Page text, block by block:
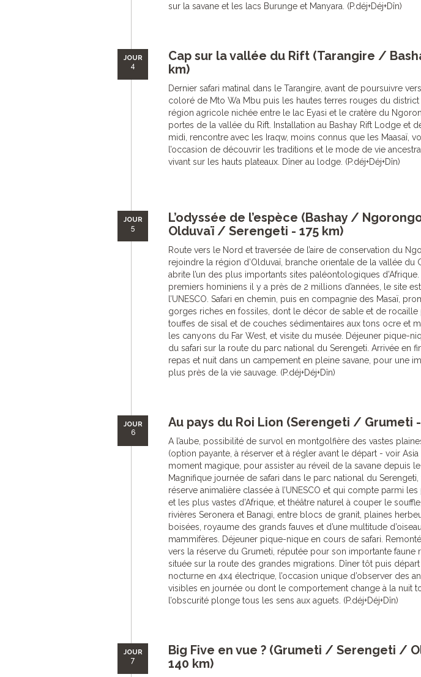
sur la savane et les lacs Burunge et Manyara. (P.déj+Déj+Dîn)
JOUR
4
Cap sur la vallée du Rift (Tarangire /
km)
Dernier safari matinal dans le Tarangire, avant de poursuivre
coloré de Mto Wa Mbu puis les hautes terres rouges du district
région agricole nichée entre le lac Eyasi et le cratère du
portes de la vallée du Rift. Installation au Bashay Rift Lodge et
midi, rencontre avec les Iraqw, moins connus que les Maasaï,
l’occasion de découvrir les traditions et le mode de vie
vivant sur les hauts plateaux. Dîner au lodge. (P.déj+Déj+Dîn)
JOUR
5
L’odyssée de l’espèce (Bashay /
Olduvaï / Serengeti - 175 km)
Route vers le Nord et traversée de l’aire de conservation du
rejoindre la région d’Olduvaï, branche orientale de la vallée du
abrite l’un des plus importants sites paléontologiques
premiers hominiens il y a près de 2 millions d’années, le site
l’UNESCO. Safari en chemin, puis en compagnie des Masaï,
gorges riches en fossiles, dont le décor de sable et de
touffes de sisal et de couches sédimentaires aux tons ocre et
les canyons du Far West, et visite du musée. Déjeuner pique-
du safari sur la route du parc national du Serengeti. Arrivée en
repas et nuit dans un campement en pleine savane, pour une
plus près de la vie sauvage. (P.déj+Déj+Dîn)
JOUR
6
Au pays du Roi Lion (Serengeti / Grumeti
A l’aube, possibilité de survol en montgolfière des vastes
(option payante, à réserver et à régler avant le départ - voir Asia
moment magique, pour assister au réveil de la savane depuis
Magnifique journée de safari dans le parc national du Serengeti,
réserve animalière classée à l’UNESCO et qui compte parmi
et les plus vastes d’Afrique, et théâtre naturel à couper le
rivières Seronera et Banagi, entre blocs de granit, plaines
boisées, royaume des grands fauves et d’une multitude
mammifères. Déjeuner pique-nique en cours de safari.
vers la réserve du Grumeti, réputée pour son importante faune
située sur la route des grandes migrations. Dîner tôt puis
nocturne en 4x4 électrique, l’occasion unique d’observer des
visibles en journée ou dont le comportement change à la nuit
l’obscurité plonge tous les sens aux aguets. (P.déj+Déj+Dîn)
JOUR
7
Big Five en vue ? (Grumeti / Serengeti /
140 km)